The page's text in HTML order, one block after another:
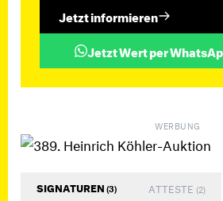
Jetzt informieren
Jetzt Wert per
WERBUNG
SIGNATUREN(3) ATTESTE (2)